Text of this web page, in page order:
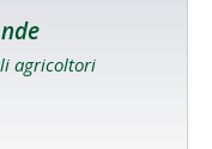
agricoltori